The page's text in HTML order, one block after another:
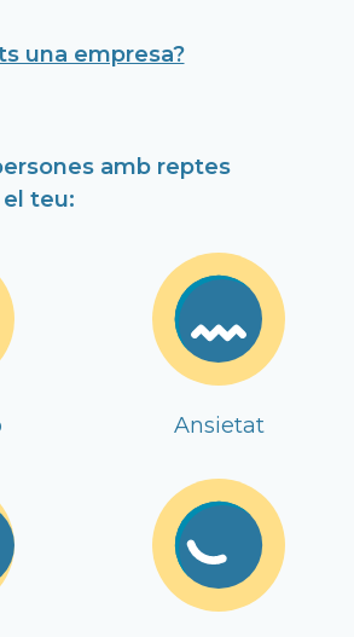
una empresa?
amb reptes
teu:
Ansietat